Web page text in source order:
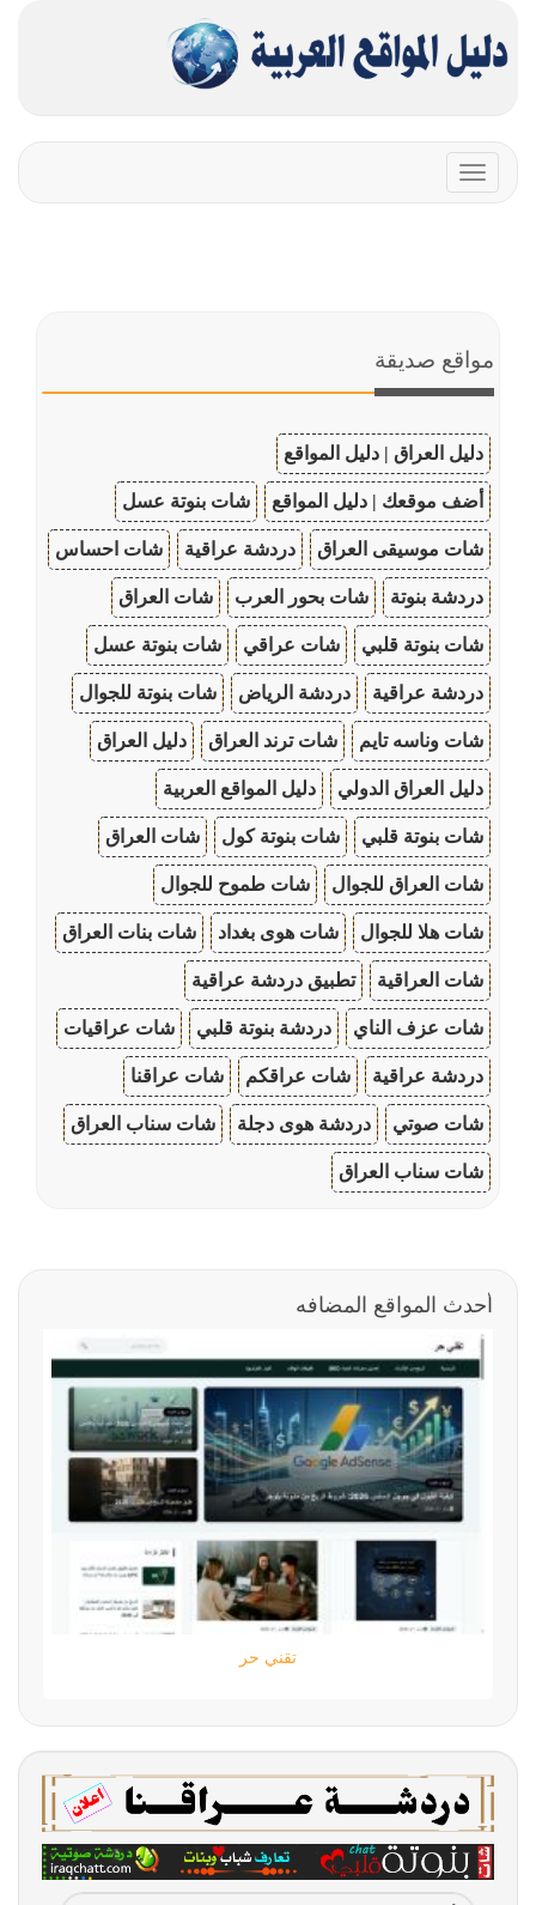
Toggle
navigation
مواقع صديقة
دليل العراق | دليل المواقع
أضف موقعك | دليل المواقع شات بنوتة عسل
شات موسيقى العراق دردشة عراقية شات احساس
دردشة بنوتة شات بحور العرب شات العراق
شات بنوتة قلبي شات عراقي شات بنوتة عسل
دردشة عراقية دردشة الرياض شات بنوتة للجوال
شات وناسه تايم شات ترند العراق دليل العراق
دليل العراق الدولي دليل المواقع العربية
شات بنوتة قلبي شات بنوتة كول شات العراق
شات العراق للجوال شات طموح للجوال
شات هلا للجوال شات هوى بغداد شات بنات العراق
شات العراقية تطبيق دردشة عراقية
شات عزف الناي دردشة بنوتة قلبي شات عراقيات
دردشة عراقية شات عراقكم شات عراقنا
شات صوتي دردشة هوى دجلة شات سناب العراق
شات سناب العراق
أحدث المواقع المضافه
تقني حر